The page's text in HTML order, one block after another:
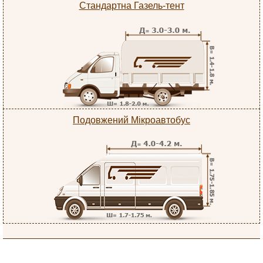
Стандартна Газель-тент
Подовжений Мікроавтобус